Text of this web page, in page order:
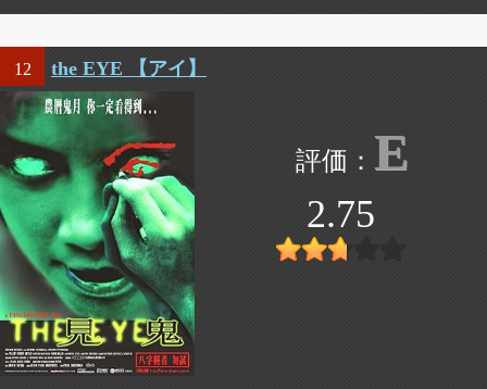
12 the EYE 【アイ】
E
2.75